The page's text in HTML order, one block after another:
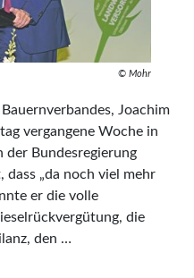
© Mohr
Joachim
vergangene Woche in
der Bundesregierung
„da noch viel mehr
er die volle
die
den …